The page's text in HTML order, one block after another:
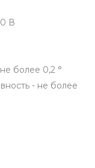
В
более 0,2 °
- не более